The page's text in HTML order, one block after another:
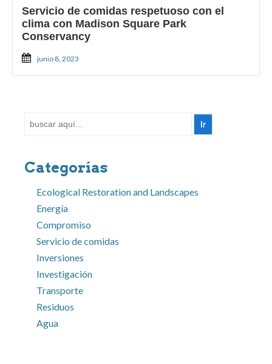
Servicio de comidas respetuoso con el
clima con Madison Square Park
Conservancy
junio 8, 2023
Buscar
Categorías
Ecological Restoration and Landscapes
Energía
Compromiso
Servicio de comidas
Inversiones
Investigación
Transporte
Residuos
Agua